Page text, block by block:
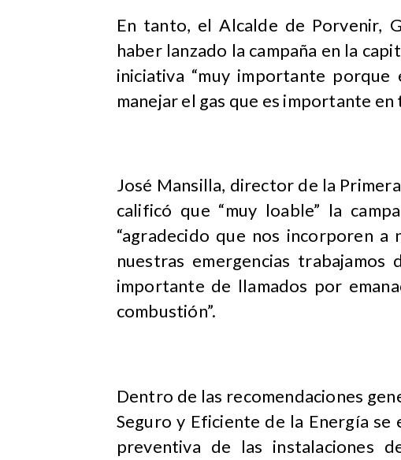
En tanto, el Alcalde de Porvenir,
haber lanzado la campaña en la
iniciativa “muy importante
manejar el gas que es importante en
José Mansilla, director de la
calificó que “muy loable” la
“agradecido que nos incorporen
nuestras emergencias
importante de llamados por
combustión”.
Dentro de las recomendaciones
Seguro y Eficiente de la Energía
preventiva de las instalaciones